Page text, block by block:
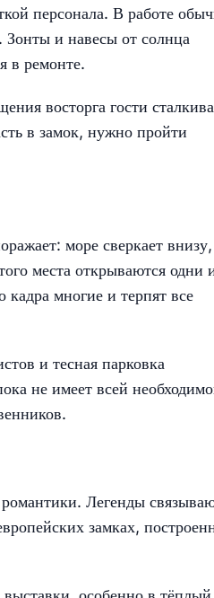
персонала. В работе
Зонты и навесы от солнца
в ремонте.
восторга гости
в замок, нужно пройти
море сверкает внизу,
места открываются одни
многие и терпят все
и тесная парковка
не имеет всей
Легенды
замках,